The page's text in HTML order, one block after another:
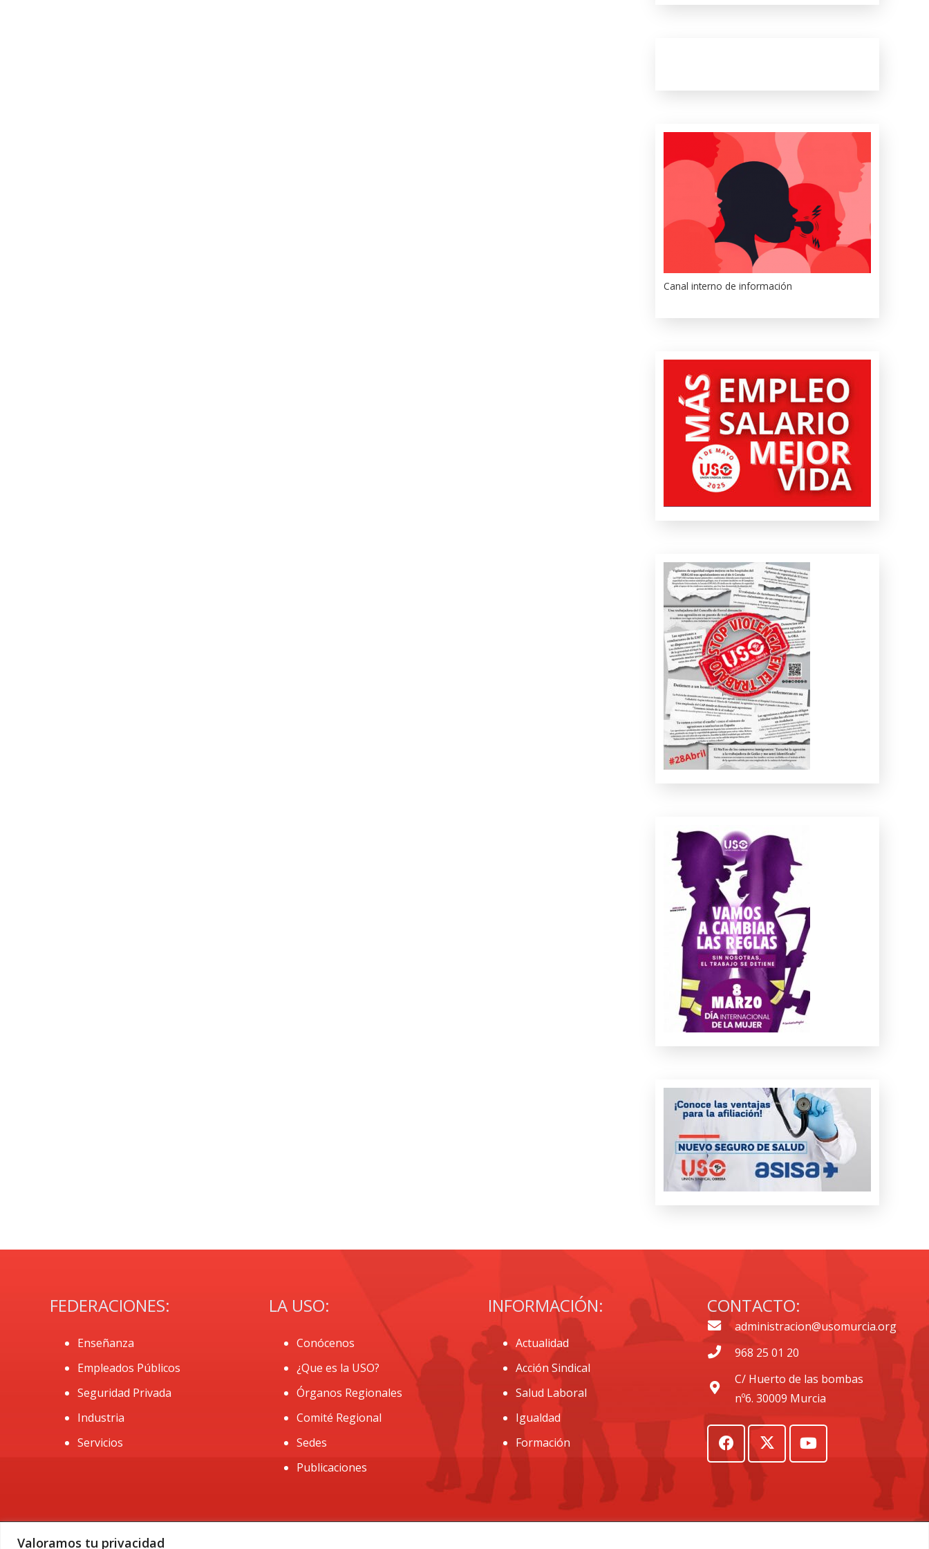
Valoramos tu privacidad
Canal interno de información
FEDERACIONES:
Enseñanza
Empleados Públicos
Seguridad Privada
Industria
Servicios
LA USO:
Conócenos
¿Que es la USO?
Órganos Regionales
Comité Regional
Sedes
Publicaciones
INFORMACIÓN:
Actualidad
Acción Sindical
Salud Laboral
Igualdad
Formación
CONTACTO:
administracion@usomurcia.org
968 25 01 20
C/ Huerto de las bombas
nº6. 30009 Murcia